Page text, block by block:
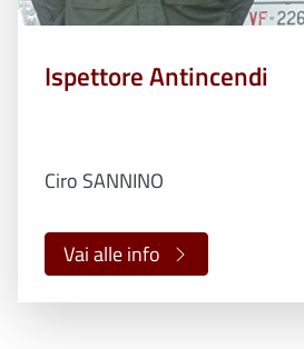
Ispettore Antincendi
Ciro SANNINO
Vai alle info